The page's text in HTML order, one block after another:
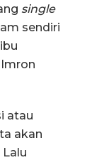
single
sendiri
atau
akan
Lalu